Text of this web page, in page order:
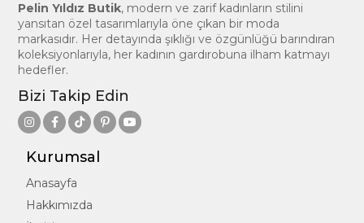
Pelin Yıldız Butik, modern ve zarif kadınların stilini
yansıtan özel tasarımlarıyla öne çıkan bir moda
markasıdır. Her detayında şıklığı ve özgünlüğü barındıran
koleksiyonlarıyla, her kadının gardırobuna ilham katmayı
hedefler.
Bizi Takip Edin
Kurumsal
Anasayfa
Hakkımızda